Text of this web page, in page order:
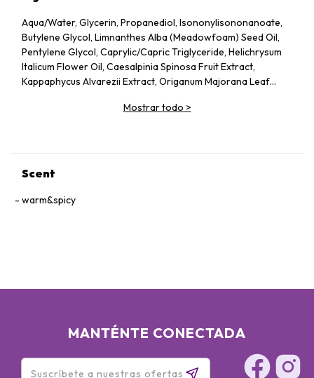
Aqua/Water, Glycerin, Propanediol, Isononylisononanoate,
Butylene Glycol, Limnanthes Alba (Meadowfoam) Seed Oil,
Pentylene Glycol, Caprylic/Capric Triglyceride, Helichrysum
Italicum Flower Oil, Caesalpinia Spinosa Fruit Extract,
Kappaphycus Alvarezii Extract, Origanum Majorana Leaf
Extract, Calendula Officinalis Flower Extract, Acmella
Hydrolyzed Yeast Protein, Sodium Citrate, Ammonium
Carbomer, Sodium Hyrdoxide, Alcaligenes Polysaccharides,
Mostrar todo >
Scent
warm&spicy
MANTÉNTE CONECTADA